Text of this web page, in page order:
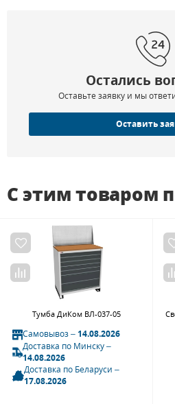
Остались
Оставьте заявку и мы
Оставить
С этим товаром
Тумба ДиКом ВЛ-037-05
Самовывоз –14.08.2026
Доставка по Минску –
14.08.2026
Доставка по Беларуси –
17.08.2026